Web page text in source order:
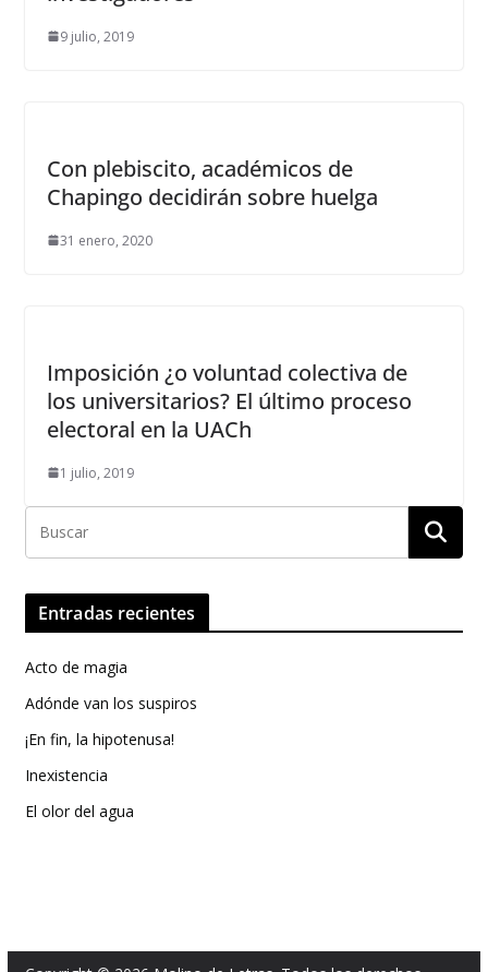
9 julio, 2019
Con plebiscito, académicos de
Chapingo decidirán sobre huelga
31 enero, 2020
Imposición ¿o voluntad colectiva de
los universitarios? El último proceso
electoral en la UACh
1 julio, 2019
Entradas recientes
Acto de magia
Adónde van los suspiros
¡En fin, la hipotenusa!
Inexistencia
El olor del agua